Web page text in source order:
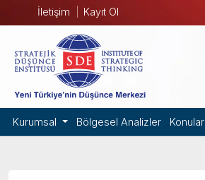
İletişim Kayıt Ol
Kurumsal Bölgesel Analizler Konular